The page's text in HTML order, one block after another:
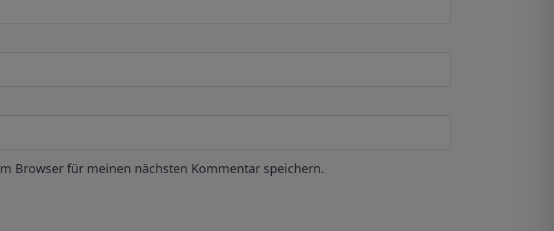
Browser für meinen nächsten Kommentar speichern.